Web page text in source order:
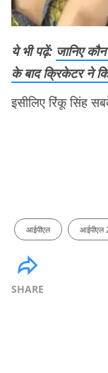
ये भी पढ़ें: जानिए
के बाद क्रिकेटर ने
इसीलिए रिंकू सिंह
आईपीएल आईपीएल
SHARE